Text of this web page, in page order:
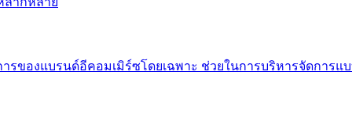
ของแบรนด์อีคอมเมิร์ซโดยเฉพาะ ช่วยในการบริหารจัดการแ